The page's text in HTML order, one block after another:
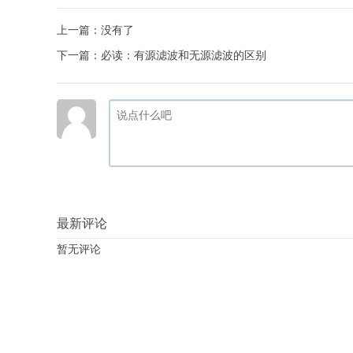
上一篇：没有了
下一篇： 必读：有源滤波和无源滤波的区别
最新评论
暂无评论